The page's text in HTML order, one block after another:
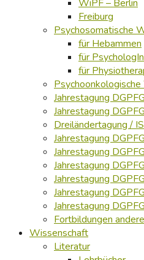
WiPF – Berlin
Freiburg
Psychosomatische
für Hebammen
für
für
Jahrestagung
Jahrestagung
Dreiländertagung /
Jahrestagung
Jahrestagung
Jahrestagung
Jahrestagung
Jahrestagung
Jahrestagung
Fortbildungen
Wissenschaft
Literatur